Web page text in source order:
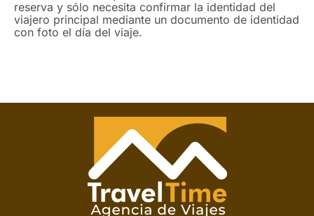
reserva y sólo necesita confirmar la identidad del
viajero principal mediante un documento de identidad
con foto el día del viaje.